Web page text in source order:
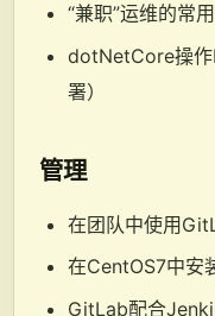
“兼职”运维的常
dotNetCore操作
署）
管理
在团队中使用
在CentOS7中安
GitLab配合